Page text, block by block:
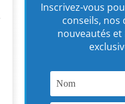
Inscrivez-vous
conseils, nos
nouveautés